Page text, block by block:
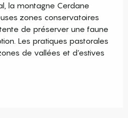
la montagne Cerdane
zones conservatoires
de préserver une faune
Les pratiques pastorales
de vallées et d’estives